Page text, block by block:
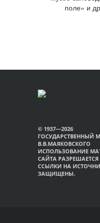
поле» и
© 1937—2026
ГОСУДАРСТВЕННЫЙ
В.В.МАЯКОВСКОГО
ИСПОЛЬЗОВАНИЕ
САЙТА
ССЫЛКИ НА
ЗАЩИЩЕНЫ.